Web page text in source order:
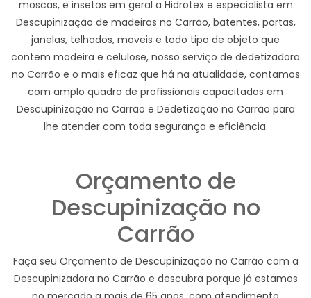
moscas, e insetos em geral a Hidrotex e especialista em
Descupinização de madeiras no Carrão, batentes, portas,
janelas, telhados, moveis e todo tipo de objeto que
contem madeira e celulose, nosso serviço de dedetizadora
no Carrão e o mais eficaz que há na atualidade, contamos
com amplo quadro de profissionais capacitados em
Descupinização no Carrão e Dedetização no Carrão para
lhe atender com toda segurança e eficiência.
Orçamento de
Descupinização no
Carrão
Faça seu Orçamento de Descupinização no Carrão com a
Descupinizadora no Carrão e descubra porque já estamos